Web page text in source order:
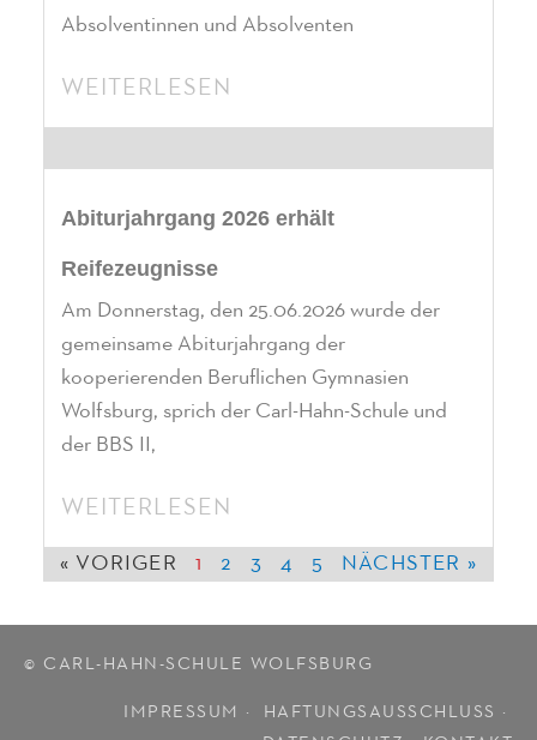
Absolventinnen und Absolventen
WEITERLESEN
Abiturjahrgang 2026 erhält
Reifezeugnisse
Am Donnerstag, den 25.06.2026 wurde der
gemeinsame Abiturjahrgang der
kooperierenden Beruflichen Gymnasien
Wolfsburg, sprich der Carl-Hahn-Schule und
der BBS II,
WEITERLESEN
« VORIGER 1 2 3 4 5 NÄCHSTER »
© CARL-HAHN-SCHULE WOLFSBURG
IMPRESSUM · HAFTUNGSAUSSCHLUSS ·